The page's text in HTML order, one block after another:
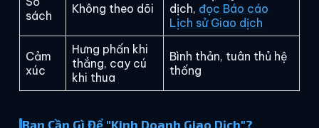
sách
Không theo dõi
dịch, đọc Báo cáo
Lịch sử Giao dịch
Cảm
xúc
Hưng phấn khi
thắng, cay cú
khi thua
Bình thản, tuân thủ hệ
thống
Bạn Cần Gì Để "Kinh Doanh Giao Dịch"?